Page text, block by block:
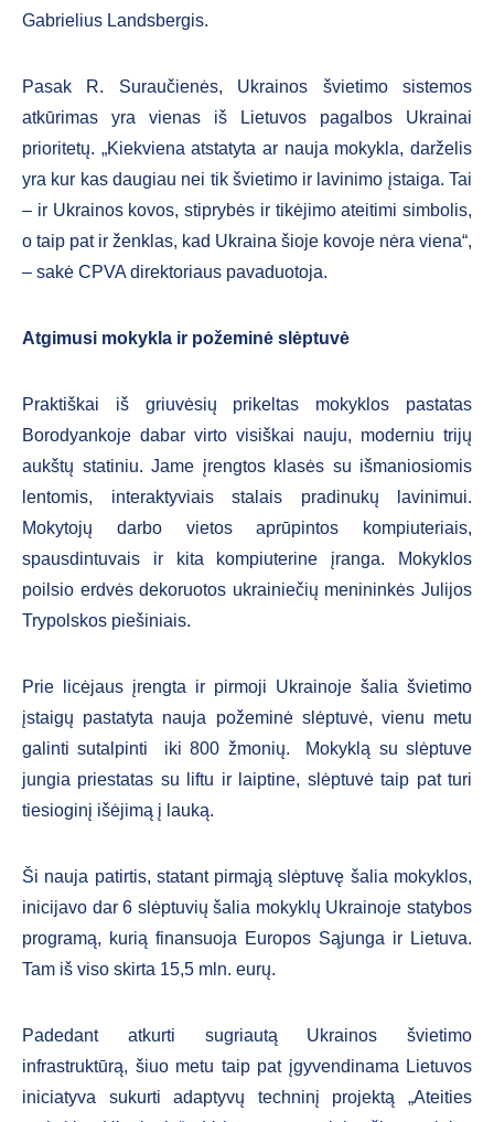
Gabrielius Landsbergis.
Pasak R. Suraučienės, Ukrainos švietimo sistemos
atkūrimas yra vienas iš Lietuvos pagalbos Ukrainai
prioritetų. „Kiekviena atstatyta ar nauja mokykla, darželis
yra kur kas daugiau nei tik švietimo ir lavinimo įstaiga. Tai
– ir Ukrainos kovos, stiprybės ir tikėjimo ateitimi simbolis,
o taip pat ir ženklas, kad Ukraina šioje kovoje nėra viena“,
– sakė CPVA direktoriaus pavaduotoja.
Atgimusi mokykla ir požeminė slėptuvė
Praktiškai iš griuvėsių prikeltas mokyklos pastatas
Borodyankoje dabar virto visiškai nauju, moderniu trijų
aukštų statiniu. Jame įrengtos klasės su išmaniosiomis
lentomis, interaktyviais stalais pradinukų lavinimui.
Mokytojų darbo vietos aprūpintos kompiuteriais,
spausdintuvais ir kita kompiuterine įranga. Mokyklos
poilsio erdvės dekoruotos ukrainiečių menininkės Julijos
Trypolskos piešiniais.
Prie licėjaus įrengta ir pirmoji Ukrainoje šalia švietimo
įstaigų pastatyta nauja požeminė slėptuvė, vienu metu
galinti sutalpinti iki 800 žmonių. Mokyklą su slėptuve
jungia priestatas su liftu ir laiptine, slėptuvė taip pat turi
tiesioginį išėjimą į lauką.
Ši nauja patirtis, statant pirmąją slėptuvę šalia mokyklos,
inicijavo dar 6 slėptuvių šalia mokyklų Ukrainoje statybos
programą, kurią finansuoja Europos Sąjunga ir Lietuva.
Tam iš viso skirta 15,5 mln. eurų.
Padedant atkurti sugriautą Ukrainos švietimo
infrastruktūrą, šiuo metu taip pat įgyvendinama Lietuvos
iniciatyva sukurti adaptyvų techninį projektą „Ateities